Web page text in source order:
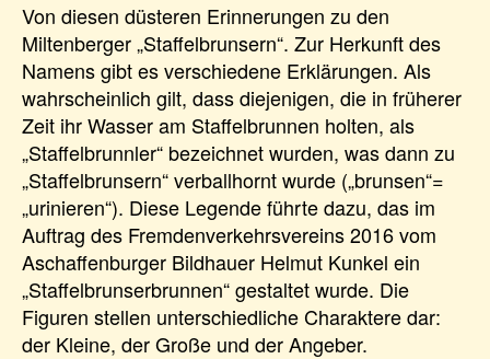
Von diesen düsteren Erinnerungen zu den
Miltenberger „Staffelbrunsern“. Zur Herkunft des
Namens gibt es verschiedene Erklärungen. Als
wahrscheinlich gilt, dass diejenigen, die in früherer
Zeit ihr Wasser am Staffelbrunnen holten, als
„Staffelbrunnler“ bezeichnet wurden, was dann zu
„Staffelbrunsern“ verballhornt wurde („brunsen“=
„urinieren“). Diese Legende führte dazu, das im
Auftrag des Fremdenverkehrsvereins 2016 vom
Aschaffenburger Bildhauer Helmut Kunkel ein
„Staffelbrunserbrunnen“ gestaltet wurde. Die
Figuren stellen unterschiedliche Charaktere dar:
der Kleine, der Große und der Angeber.